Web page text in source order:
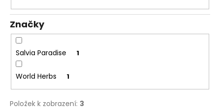
k
t
ů
Značky
Salvia Paradise 1
World Herbs 1
Položek k zobrazení: 3
a
j
í
?